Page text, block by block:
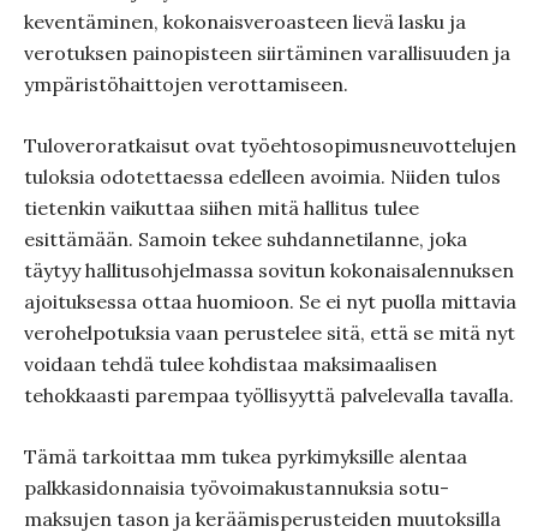
keventäminen, kokonaisveroasteen lievä lasku ja
verotuksen painopisteen siirtäminen varallisuuden ja
ympäristöhaittojen verottamiseen.
Tuloveroratkaisut ovat työehtosopimusneuvottelujen
tuloksia odotettaessa edelleen avoimia. Niiden tulos
tietenkin vaikuttaa siihen mitä hallitus tulee
esittämään. Samoin tekee suhdannetilanne, joka
täytyy hallitusohjelmassa sovitun kokonaisalennuksen
ajoituksessa ottaa huomioon. Se ei nyt puolla mittavia
verohelpotuksia vaan perustelee sitä, että se mitä nyt
voidaan tehdä tulee kohdistaa maksimaalisen
tehokkaasti parempaa työllisyyttä palvelevalla tavalla.
Tämä tarkoittaa mm tukea pyrkimyksille alentaa
palkkasidonnaisia työvoimakustannuksia sotu-
maksujen tason ja keräämisperusteiden muutoksilla